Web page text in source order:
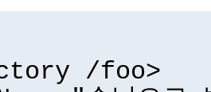
/foo>